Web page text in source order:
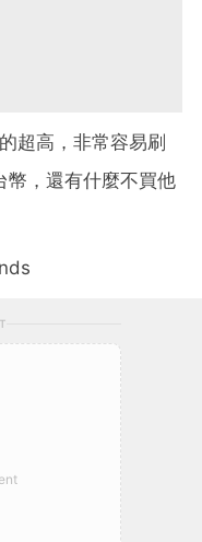
超高，非常容易刷
，還有什麼不買他